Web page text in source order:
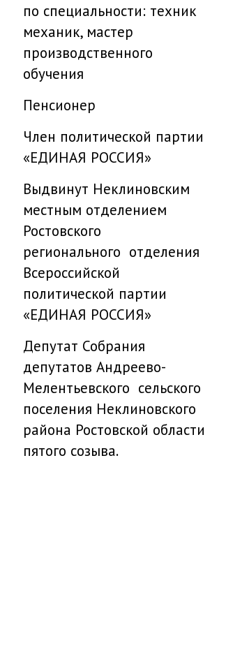
по специальности: техник
механик, мастер
производственного
обучения
Пенсионер
Член политической партии
«ЕДИНАЯ РОССИЯ»
Выдвинут Неклиновским
местным отделением
Ростовского
регионального отделения
Всероссийской
политической партии
«ЕДИНАЯ РОССИЯ»
Депутат Собрания
депутатов Андреево-
Мелентьевского сельского
поселения Неклиновского
района Ростовской области
пятого созыва.